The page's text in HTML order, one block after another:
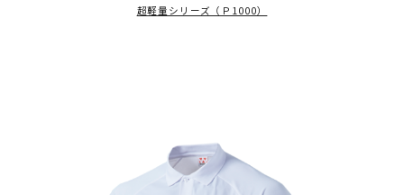
超軽量シリーズ（Ｐ1000）